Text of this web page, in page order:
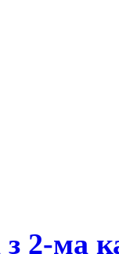
з 2-ма